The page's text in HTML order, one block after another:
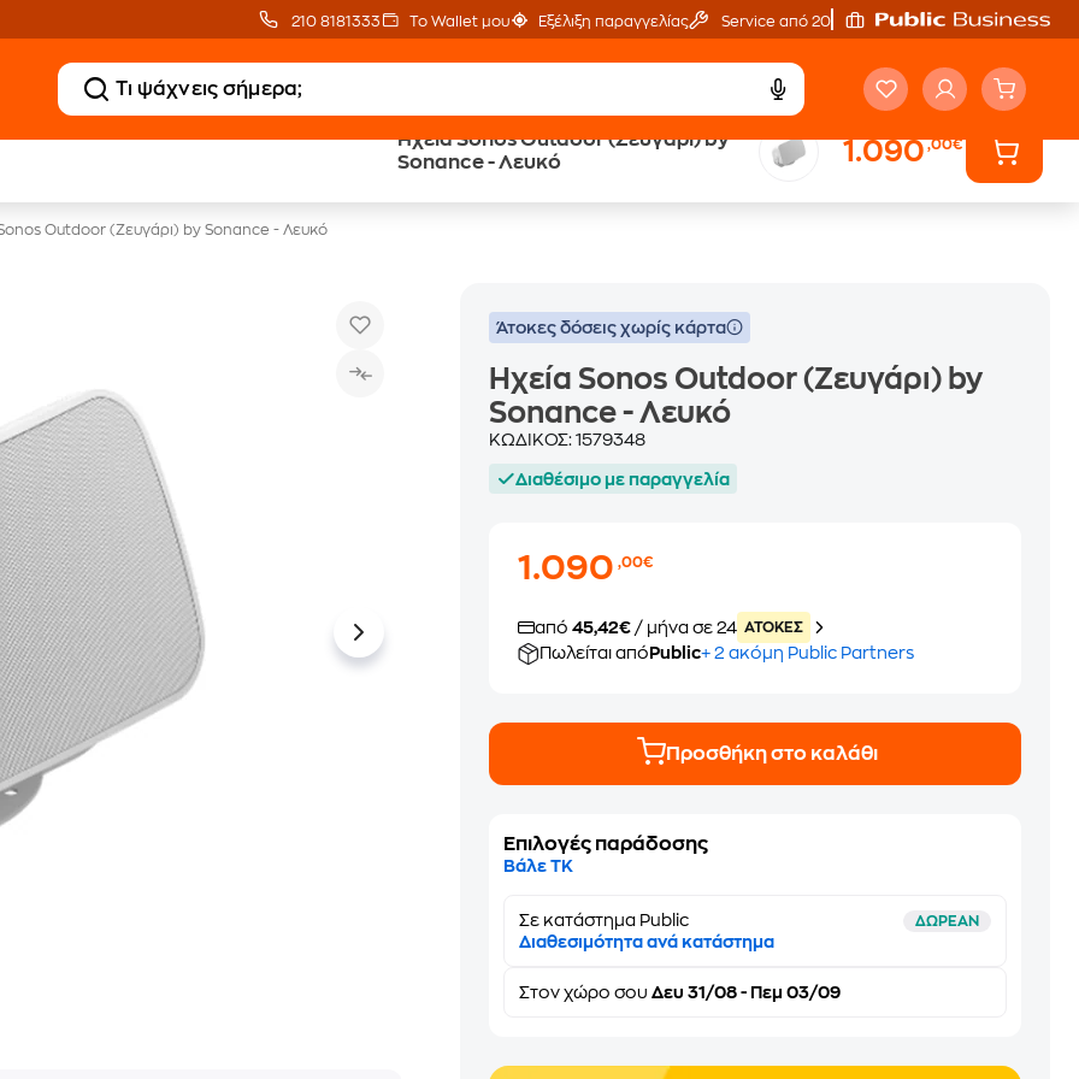
210 8181333 Το Wallet μου Εξέλιξη παραγγελίας Service από 20'
Ηχεία Sonos Outdoor (Ζευγάρι) by
Sonance - Λευκό
1.090,00€
Δωρεάν Μεταφορικά Public επιστροφή €
Outdoor (Ζευγάρι) by Sonance - Λευκό
Άτοκες δόσεις χωρίς κάρτα
Ηχεία Sonos Outdoor (Ζευγάρι) by
Sonance - Λευκό
ΚΩΔΙΚΟΣ:1579348
Διαθέσιμο με παραγγελία
1.090,00€
από45,42€ / μήνα σε 24 ATOKEΣ
Πωλείται από Public+ 2 ακόμη Public Partners
Προσθήκη στο καλάθι
Επιλογές παράδοσης
Βάλε ΤΚ
Σε κατάστημα Public ΔΩΡΕΑΝ
Διαθεσιμότητα ανά κατάστημα
Στονχώρο σου Δευ 31/08 - Πεμ 03/09